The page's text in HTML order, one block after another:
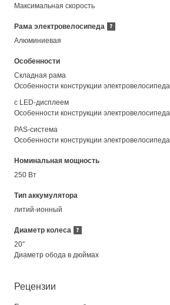
Максимальная скорость
Рама электровелосипеда
Алюминиевая
Особенности
Складная рама
Особенности конструкции электровелосипеда
с LED-дисплеем
Особенности конструкции электровелосипеда
PAS-система
Особенности конструкции электровелосипеда
Номинальная мощность
250 Вт
Тип аккумулятора
литий-ионный
Диаметр колеса
20″
Диаметр обода в дюймах
Рецензии